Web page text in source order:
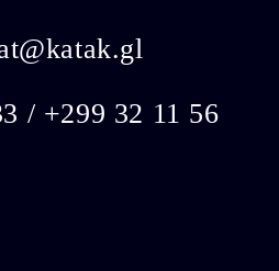
/ +299 32 11 56